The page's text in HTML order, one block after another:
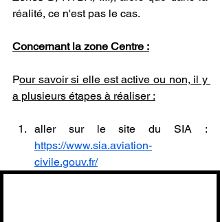
réalité, ce n'est pas le cas.
Concernant la zone Centre :
Pour savoir si elle est active ou non, il y
a plusieurs étapes à réaliser :
https://www.sia.aviation-
civile.gouv.fr/